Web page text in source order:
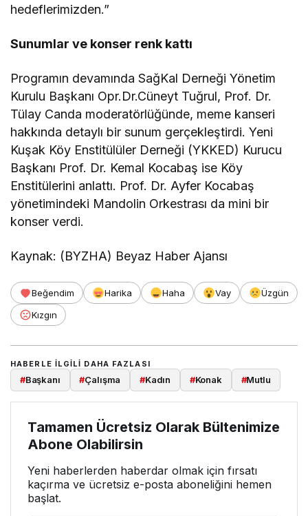
hedeflerimizden.”
Sunumlar ve konser renk kattı
Programın devamında SağKal Derneği Yönetim
Kurulu Başkanı Opr.Dr.Cüneyt Tuğrul, Prof. Dr.
Tülay Canda moderatörlüğünde, meme kanseri
hakkında detaylı bir sunum gerçekleştirdi. Yeni
Kuşak Köy Enstitülüler Derneği (YKKED) Kurucu
Başkanı Prof. Dr. Kemal Kocabaş ise Köy
Enstitülerini anlattı. Prof. Dr. Ayfer Kocabaş
yönetimindeki Mandolin Orkestrası da mini bir
konser verdi.
Kaynak: (BYZHA) Beyaz Haber Ajansı
Beğendim Harika Haha Vay
Üzgün
Kızgın
HABERLE ILGILI DAHA FAZLASI
#Başkanı #Çalışma #Kadın #Konak #Mutlu
Tamamen Ücretsiz Olarak Bültenimize
Abone Olabilirsin
Yeni haberlerden haberdar olmak için fırsatı
kaçırma ve ücretsiz e-posta aboneliğini hemen
başlat.